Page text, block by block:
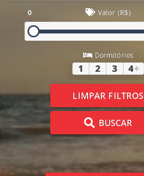
0 Valor (R$)
Dormitórios
1 2 3 4+
LIMPAR FILTROS
BUSCAR